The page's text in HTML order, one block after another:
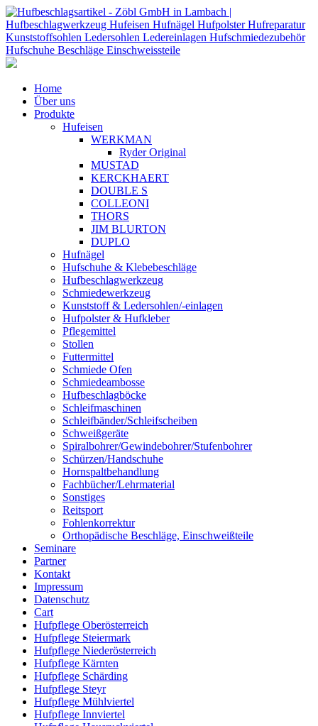
Home
Über uns
Produkte
Hufeisen
WERKMAN
Ryder Original
MUSTAD
KERCKHAERT
DOUBLE S
COLLEONI
THORS
JIM BLURTON
DUPLO
Hufnägel
Hufschuhe & Klebebeschläge
Hufbeschlagwerkzeug
Schmiedewerkzeug
Kunststoff & Ledersohlen/-einlagen
Hufpolster & Hufkleber
Pflegemittel
Stollen
Futtermittel
Schmiede Ofen
Schmiedeambosse
Hufbeschlagböcke
Schleifmaschinen
Schleifbänder/Schleifscheiben
Schweißgeräte
Spiralbohrer/Gewindebohrer/Stufenbohrer
Schürzen/Handschuhe
Hornspaltbehandlung
Fachbücher/Lehrmaterial
Sonstiges
Reitsport
Fohlenkorrektur
Orthopädische Beschläge, Einschweißteile
Seminare
Partner
Kontakt
Impressum
Datenschutz
Cart
Hufpflege Oberösterreich
Hufpflege Steiermark
Hufpflege Niederösterreich
Hufpflege Kärnten
Hufpflege Schärding
Hufpflege Steyr
Hufpflege Mühlviertel
Hufpflege Innviertel